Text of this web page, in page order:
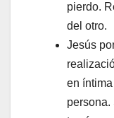
pierdo.
del otro.
Jesús
en
persona.